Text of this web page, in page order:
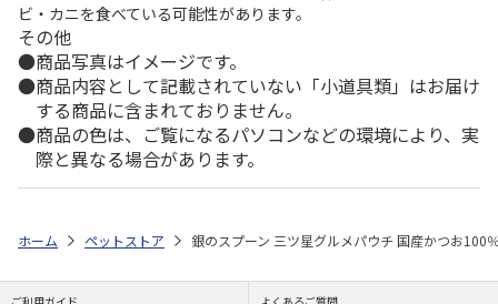
ビ・カニを食べている可能性があります。
その他
商品写真はイメージです。
商品内容として記載されていない「小道具類」はお届け
する商品に含まれておりません。
商品の色は、ご覧になるパソコンなどの環境により、実
際と異なる場合があります。
ホーム ペットストア 銀のスプーン 三ツ星グルメパウチ 国産かつお100